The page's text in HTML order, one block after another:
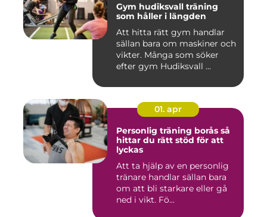
Gym hudiksvall träning
som håller i längden
Att hitta rätt gym handlar
sällan bara om maskiner och
vikter. Många som söker
efter gym Hudiksvall ...
01. apr
Personlig träning borås så
hittar du rätt stöd för att
lyckas
Att ta hjälp av en personlig
tränare handlar sällan bara
om att bli starkare eller gå
ned i vikt. Fö...